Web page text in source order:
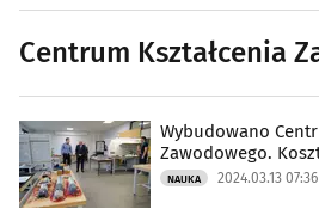
Centrum Kształcenia
Wybudowano
Zawodowego.
NAUKA 2024.03.13 07:36